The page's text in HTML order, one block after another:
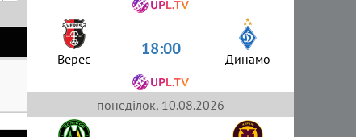
Верес 18:00 Динамо
понеділок, 10.08.2026